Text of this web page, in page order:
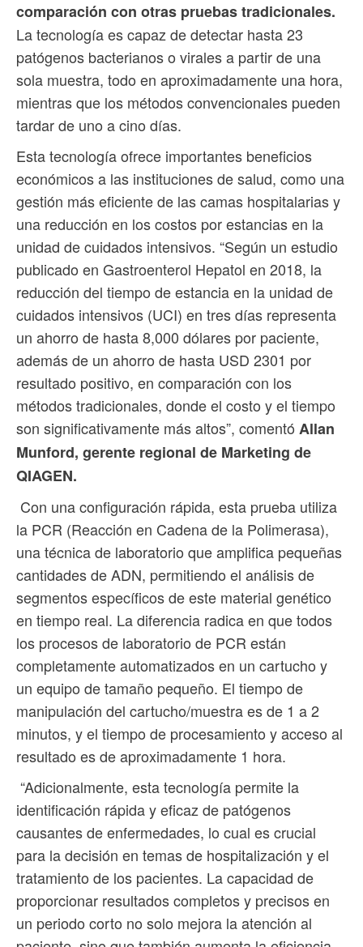
comparación con otras pruebas tradicionales.
La tecnología es capaz de detectar hasta 23
patógenos bacterianos o virales a partir de una
sola muestra, todo en aproximadamente una hora,
mientras que los métodos convencionales pueden
tardar de uno a cino días.
Esta tecnología ofrece importantes beneficios
económicos a las instituciones de salud, como una
gestión más eficiente de las camas hospitalarias y
una reducción en los costos por estancias en la
unidad de cuidados intensivos. “Según un estudio
publicado en Gastroenterol Hepatol en 2018, la
reducción del tiempo de estancia en la unidad de
cuidados intensivos (UCI) en tres días representa
un ahorro de hasta 8,000 dólares por paciente,
además de un ahorro de hasta USD 2301 por
resultado positivo, en comparación con los
métodos tradicionales, donde el costo y el tiempo
son significativamente más altos”, comentó Allan
Munford, gerente regional de Marketing de
QIAGEN.
Con una configuración rápida, esta prueba utiliza
la PCR (Reacción en Cadena de la Polimerasa),
una técnica de laboratorio que amplifica pequeñas
cantidades de ADN, permitiendo el análisis de
segmentos específicos de este material genético
en tiempo real. La diferencia radica en que todos
los procesos de laboratorio de PCR están
completamente automatizados en un cartucho y
un equipo de tamaño pequeño. El tiempo de
manipulación del cartucho/muestra es de 1 a 2
minutos, y el tiempo de procesamiento y acceso al
resultado es de aproximadamente 1 hora.
“Adicionalmente, esta tecnología permite la
identificación rápida y eficaz de patógenos
causantes de enfermedades, lo cual es crucial
para la decisión en temas de hospitalización y el
tratamiento de los pacientes. La capacidad de
proporcionar resultados completos y precisos en
un periodo corto no solo mejora la atención al